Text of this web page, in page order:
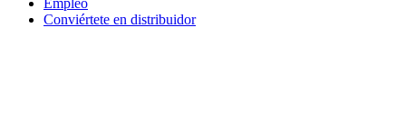
Empleo
Conviértete en distribuidor